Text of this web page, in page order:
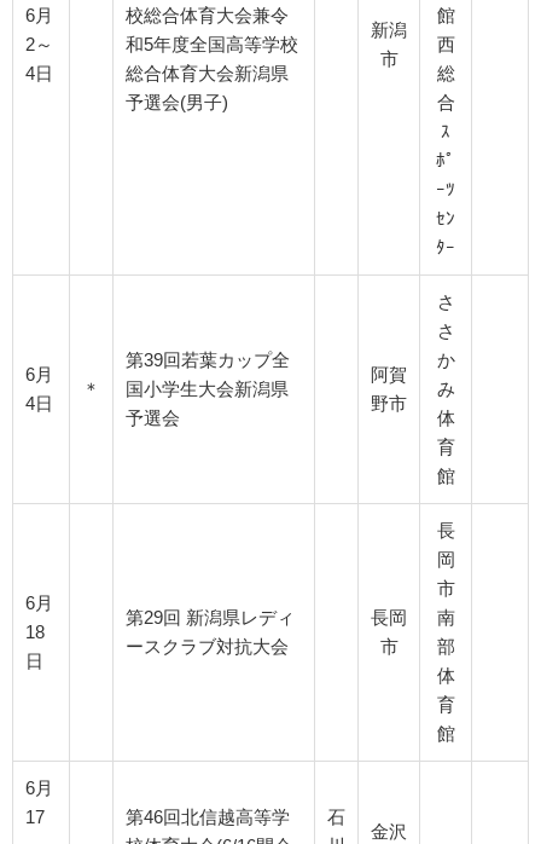
6月
2～
4日
校総合体育大会兼令
和5年度全国高等学校
総合体育大会新潟県
予選会(男子)
新潟
市
館
西
総
合
ｽ
ﾎﾟ
ｰﾂ
ｾﾝ
ﾀｰ
6月
4日
＊
第39回若葉カップ全
国小学生大会新潟県
予選会
阿賀
野市
さ
さ
か
み
体
育
館
6月
18
日
第29回 新潟県レディ
ースクラブ対抗大会
長岡
市
長
岡
市
南
部
体
育
館
6月
17
第46回北信越高等学
石
金沢